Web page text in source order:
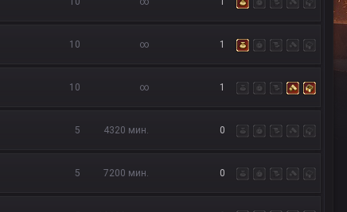
10 ∞ 1
10 ∞ 1
5 4320 мин. 0
5 7200 мин. 0